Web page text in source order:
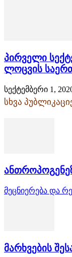
პირველი
ლოცვის
სექტემბერი 1,
სხვა
მეცნიერება და
მარხვების